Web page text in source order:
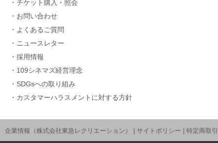
チケット購入・照会
お問い合わせ
よくあるご質問
ニュースレター
採用情報
109シネマズ経営理念
SDGsへの取り組み
カスタマーハラスメントに対する方針
企業情報（株式会社東急レクリエーション） サイトポリシー 特定商取